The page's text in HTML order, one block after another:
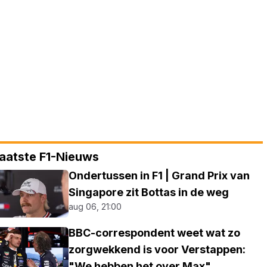
F1-Nieuws
Ondertussen in F1 | Grand Prix van
Singapore zit Bottas in de weg
aug 06, 21:00
BBC-correspondent weet wat zo
zorgwekkend is voor Verstappen: